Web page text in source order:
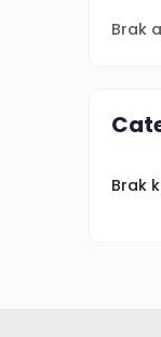
Brak
Brak